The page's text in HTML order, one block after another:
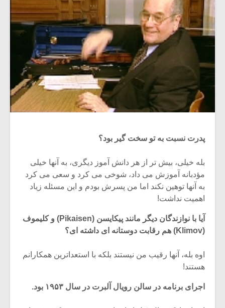
پدرت نسبت به تو سخت گیر بود؟
بله خیلی، بیش تر از هر دانش آموز دیگری، به آنها خیلی
مؤدبانه آموزش می داد، شوخی می کرد و سعی می کرد
به آنها توهین نکند اما من پسرش بودم و این مسئله زیاد
اهمیت نداشت!
آیا با نوازندگان دیگر مانند پیکایسن (Pikaisen) و کلیموف
(Klimov) هم رقابت دوستانه ای داشته ای؟
اوه بله، آنها رقیب من نیستند بلکه با استعداترین همکارانم
هستند!
اجرای برنامه در سالن رویال آلبرت در سال ۱۹۵۳ بود.